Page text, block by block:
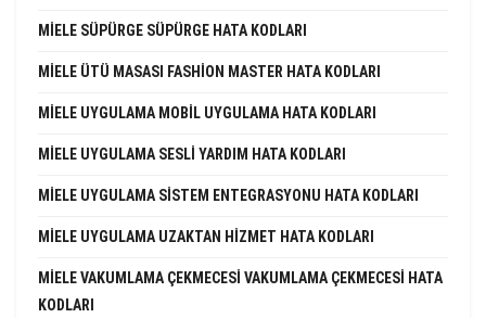
MIELE SÜPÜRGE SÜPÜRGE HATA KODLARI
MIELE ÜTÜ MASASI FASHION MASTER HATA KODLARI
MIELE UYGULAMA MOBIL UYGULAMA HATA KODLARI
MIELE UYGULAMA SESLI YARDIM HATA KODLARI
MIELE UYGULAMA SISTEM ENTEGRASYONU HATA KODLARI
MIELE UYGULAMA UZAKTAN HIZMET HATA KODLARI
MIELE VAKUMLAMA ÇEKMECESI VAKUMLAMA ÇEKMECESI HATA
KODLARI